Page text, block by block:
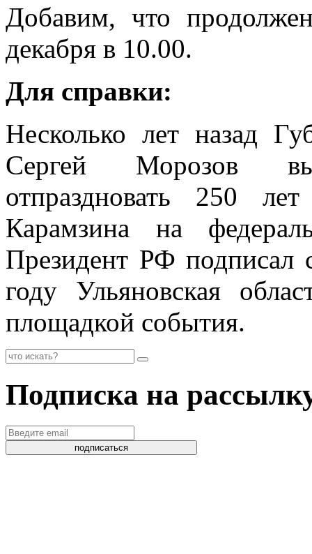
Добавим, что
декабря в 10.00.
Для справки:
Несколько лет назад
Сергей Морозов
отпраздновать 250
Карамзина на
Президент РФ подписал
году Ульяновская
площадкой события.
Подписка на
подписаться